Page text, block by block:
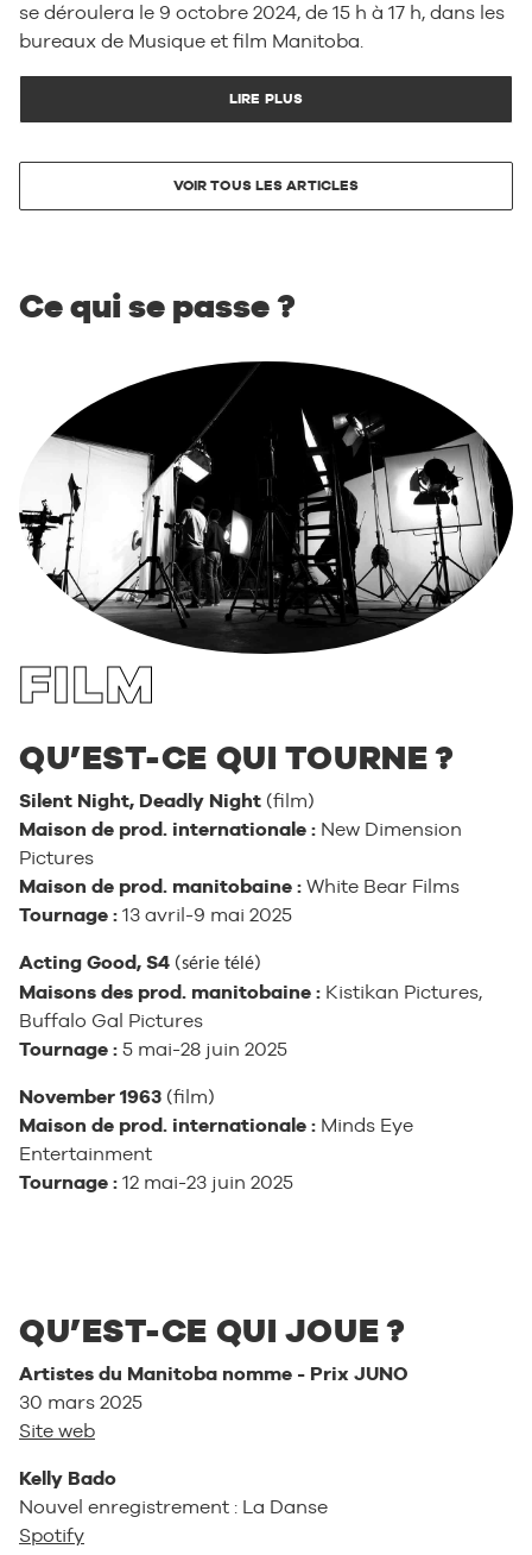
se déroulera le 9 octobre 2024, de 15 h à 17 h, dans les
bureaux de Musique et film Manitoba.
LIRE PLUS
VOIR TOUS LES ARTICLES
Ce qui se passe ?
FILM
QU’EST-CE QUI TOURNE ?
Silent Night, Deadly Night (film)
Maison de prod. internationale : New Dimension
Pictures
Maison de prod. manitobaine : White Bear Films
Tournage : 13 avril-9 mai 2025
Acting Good, S4 (série télé)
Maisons des prod. manitobaine : Kistikan Pictures,
Buffalo Gal Pictures
Tournage : 5 mai-28 juin 2025
November 1963 (film)
Maison de prod. internationale : Minds Eye
Entertainment
Tournage : 12 mai-23 juin 2025
QU’EST-CE QUI JOUE ?
Artistes du Manitoba nomme - Prix JUNO
30 mars 2025
Site web
Kelly Bado
Nouvel enregistrement : La Danse
Spotify